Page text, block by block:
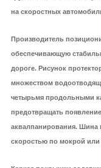
на скоростных
Производитель
обеспечивающую
дороге. Рисунок
множеством
четырьмя продольными
предотвращать
аквалпанирования. Шина
скоростью по мокрой